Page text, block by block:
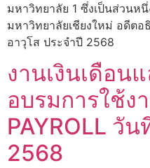
มหาวิทยาลัย 1 ซึ่งเป็นส่วนห
มหาวิทยาลัยเชียงใหม่ อดีตอ
อาวุโส ประจำปี 2568
งานเงินเดือน
อบรมการใช้ง
PAYROLL วั
2568